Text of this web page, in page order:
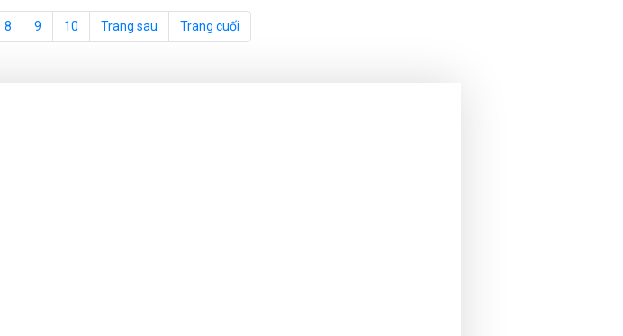
8 9 10 Trang sau Trang cuối